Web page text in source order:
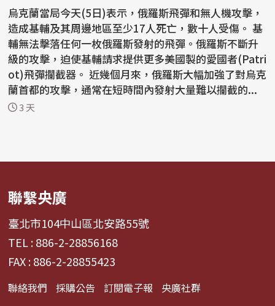
烏克蘭當局今天(5日)表示，俄羅斯飛彈和無人機攻擊，
造成基輔及其周邊地區至少17人死亡，數十人受傷。 基
輔無法擊落任何一枚俄羅斯發射的飛彈。俄羅斯不斷升
級的攻擊，迫使基輔請求提供更多美國製的愛國者(Patri
ot)飛彈攔截器。 近幾個月來，俄羅斯大幅加強了對烏克
蘭首都的攻擊，通常在短時間內發射大量難以攔截的...
3 天
聯繫央廣
臺北市104中山區北安路55號
TEL : 886-2-28856168
FAX : 886-2-28855423
聯絡我們 採購公告 訂閱電子報 央廣社群